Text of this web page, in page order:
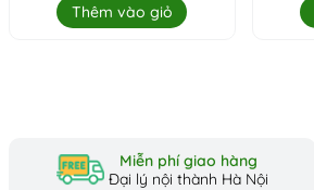
Thêm vào giỏ
Miễn phí giao hàng
Đại lý nội thành Hà Nội